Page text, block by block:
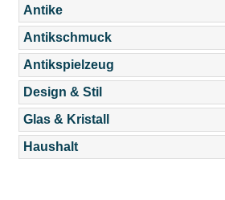
Antike
Antikschmuck
Antikspielzeug
Design & Stil
Glas & Kristall
Haushalt